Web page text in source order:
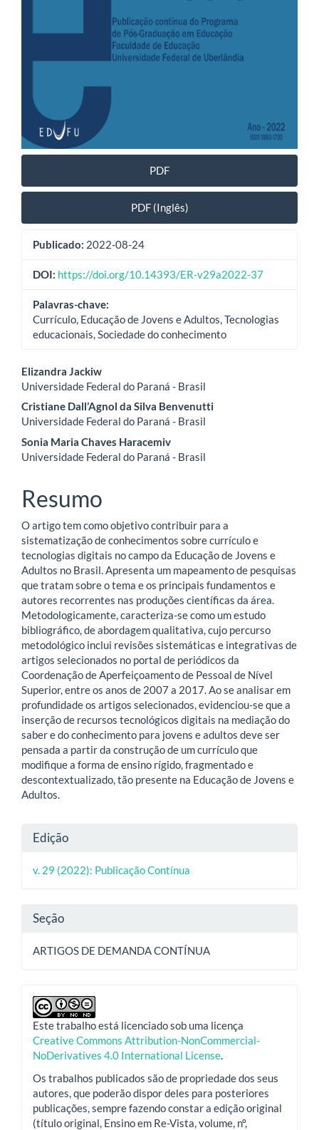
PDF
PDF (Inglês)
Publicado: 2022-08-24
DOI: https://doi.org/10.14393/ER-v29a2022-37
Palavras-chave:
Currículo, Educação de Jovens e Adultos, Tecnologias
educacionais, Sociedade do conhecimento
Conteúdo
do
artigo
principal
Elizandra Jackiw
Universidade Federal do Paraná - Brasil
Cristiane Dall’Agnol da Silva Benvenutti
Universidade Federal do Paraná - Brasil
Sonia Maria Chaves Haracemiv
Universidade Federal do Paraná - Brasil
Resumo
O artigo tem como objetivo contribuir para a
sistematização de conhecimentos sobre currículo e
tecnologias digitais no campo da Educação de Jovens e
Adultos no Brasil. Apresenta um mapeamento de pesquisas
que tratam sobre o tema e os principais fundamentos e
autores recorrentes nas produções científicas da área.
Metodologicamente, caracteriza-se como um estudo
bibliográfico, de abordagem qualitativa, cujo percurso
metodológico inclui revisões sistemáticas e integrativas de
artigos selecionados no portal de periódicos da
Coordenação de Aperfeiçoamento de Pessoal de Nível
Superior, entre os anos de 2007 a 2017. Ao se analisar em
profundidade os artigos selecionados, evidenciou-se que a
inserção de recursos tecnológicos digitais na mediação do
saber e do conhecimento para jovens e adultos deve ser
pensada a partir da construção de um currículo que
modifique a forma de ensino rígido, fragmentado e
descontextualizado, tão presente na Educação de Jovens e
Adultos.
Detalhes
do
artigo
Edição
v. 29 (2022): Publicação Contínua
Seção
ARTIGOS DE DEMANDA CONTÍNUA
Este trabalho está licenciado sob uma licença
Creative Commons Attribution-NonCommercial-
NoDerivatives 4.0 International License.
Os trabalhos publicados são de propriedade dos seus
autores, que poderão dispor deles para posteriores
publicações, sempre fazendo constar a edição original
(título original, Ensino em Re-Vista, volume, nº,